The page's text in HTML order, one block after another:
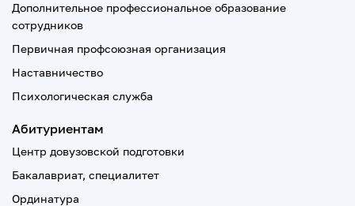
Дополнительное профессиональное образование
сотрудников
Первичная профсоюзная организация
Наставничество
Психологическая служба
Абитуриентам
Центр довузовской подготовки
Бакалавриат, специалитет
Ординатура